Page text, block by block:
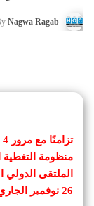
Nagwa Ragab
منظومة التغطية
الملتقى الدولي
26 نوفمبر الجاري في العاصمة الإدارية الجديدة ..